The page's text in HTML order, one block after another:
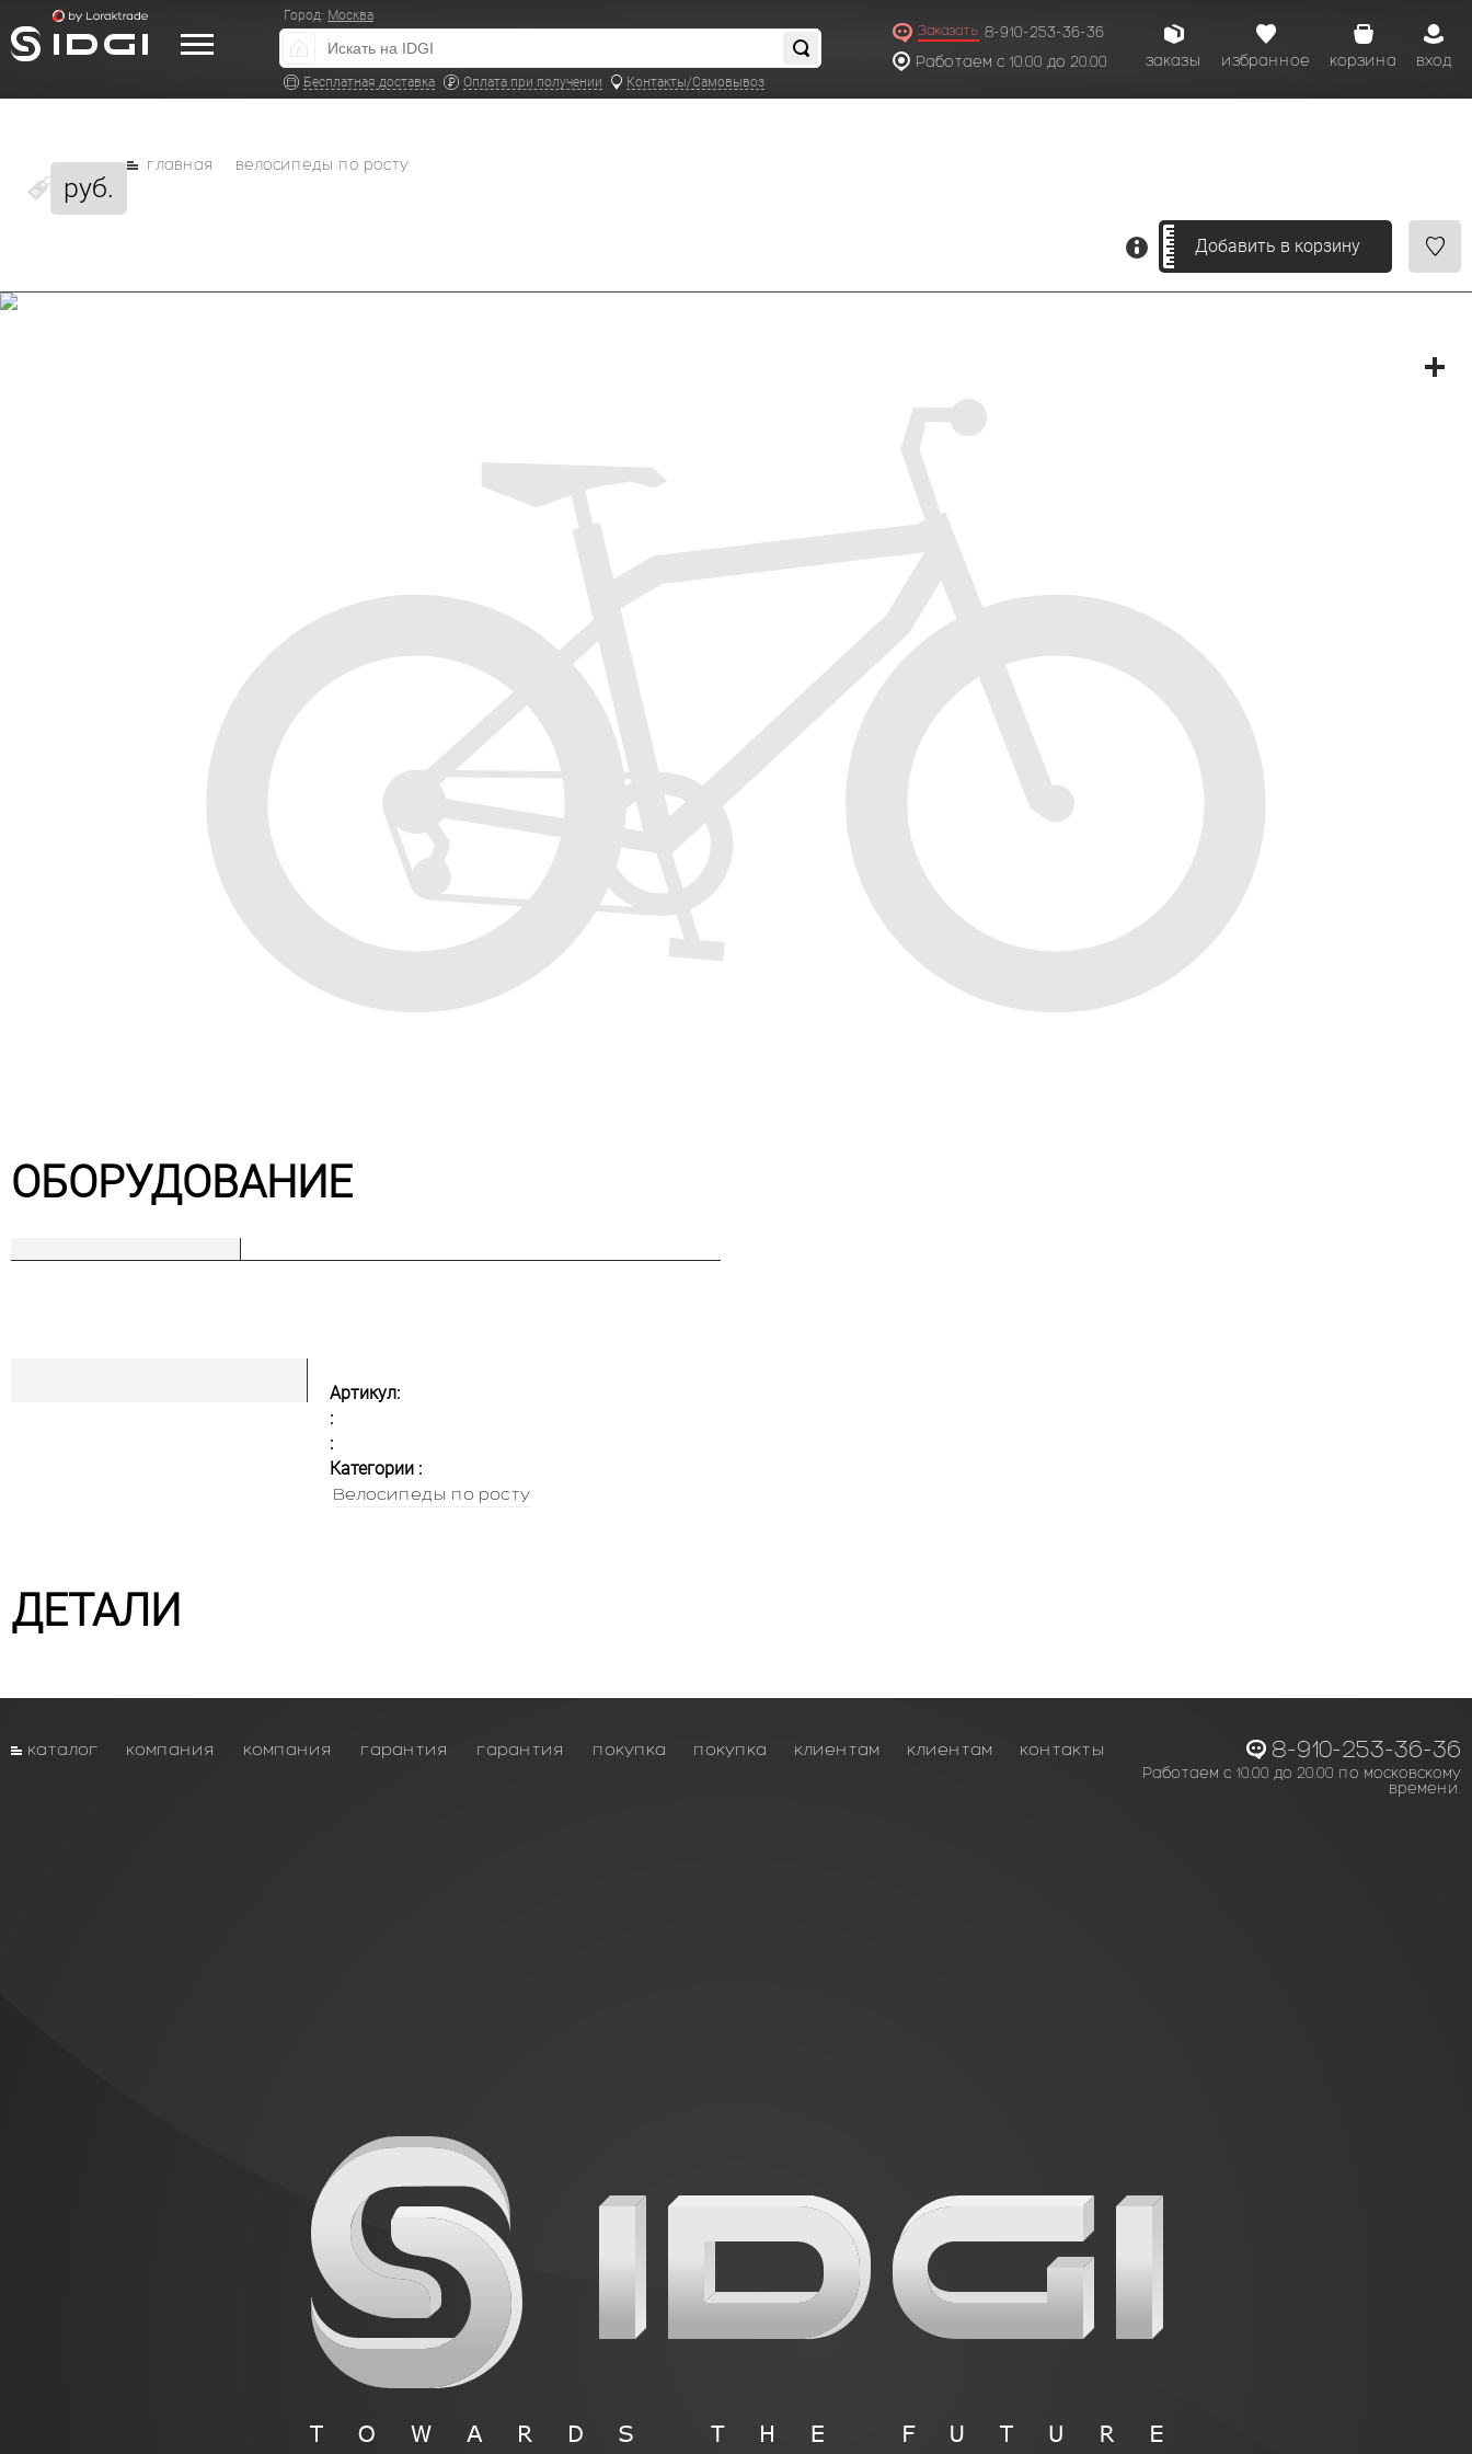
Город: Москва
Бесплатная доставка Оплата при получении Контакты/Самовывоз
Заказать 8-910-253-36-36
Работаем с 10.00 до 20.00
вход
корзина
избранное
заказы
руб.
главная велосипеды по росту
Добавить в корзину
ОБОРУДОВАНИЕ
Артикул:
:
:
Категории :
Велосипеды по росту
ДЕТАЛИ
каталог компания компания гарантия гарантия покупка покупка клиентам клиентам контакты 8-910-253-36-36
Работаем с 10.00 до 20.00 по московскому
времени.